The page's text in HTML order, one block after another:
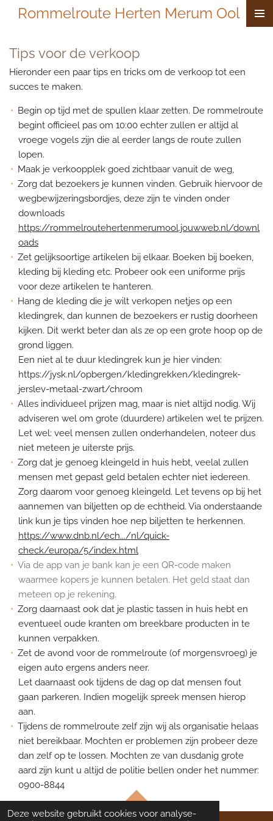
Deze website gebruikt cookies voor analyse-
de
hoofdinhoud
Rommelroute Herten Merum Ool
Tips voor de verkoop
Hieronder een paar tips en tricks om de verkoop tot een
succes te maken.
Begin op tijd met de spullen klaar zetten. De rommelroute
begint officieel pas om 10:00 echter zullen er altijd al
vroege vogels zijn die al eerder langs de route zullen
lopen.
Maak je verkoopplek goed zichtbaar vanuit de weg,
Zorg dat bezoekers je kunnen vinden. Gebruik hiervoor de
wegbewijzeringsbordjes, deze zijn te vinden onder
downloads
https://rommelroutehertenmerumool.jouwweb.nl/downl
oads
Zet gelijksoortige artikelen bij elkaar. Boeken bij boeken,
kleding bij kleding etc. Probeer ook een uniforme prijs
voor deze artikelen te hanteren.
Hang de kleding die je wilt verkopen netjes op een
kledingrek, dan kunnen de bezoekers er rustig doorheen
kijken. Dit werkt beter dan als ze op een grote hoop op de
grond liggen.
Een niet al te duur kledingrek kun je hier vinden:
https://jysk.nl/opbergen/kledingrekken/kledingrek-
jerslev-metaal-zwart/chroom
Alles individueel prijzen mag, maar is niet altijd nodig. Wij
adviseren wel om grote (duurdere) artikelen wel te prijzen.
Let wel: veel mensen zullen onderhandelen, noteer dus
niet meteen je uiterste prijs.
Zorg dat je genoeg kleingeld in huis hebt, veelal zullen
mensen met gepast geld betalen echter niet iedereen.
Zorg daarom voor genoeg kleingeld. Let tevens op bij het
aannemen van biljetten op de echtheid. Via onderstaande
link kun je tips vinden hoe nep biljetten te herkennen.
https://www.dnb.nl/ech.../nl/quick-
check/europa/5/index.html
Via de app van je bank kan je een QR-code maken
waarmee kopers je kunnen betalen. Het geld staat dan
meteen op je rekening.
Zorg daarnaast ook dat je plastic tassen in huis hebt en
eventueel oude kranten om breekbare producten in te
kunnen verpakken.
Zet de avond voor de rommelroute (of morgensvroeg) je
eigen auto ergens anders neer.
Let daarnaast ook tijdens de dag op dat mensen fout
gaan parkeren. Indien mogelijk spreek mensen hierop
aan.
Tijdens de rommelroute zelf zijn wij als organisatie helaas
niet bereikbaar. Mochten er problemen zijn probeer deze
dan zelf op te lossen. Mochten ze van dusdanig grote
aard zijn kunt u altijd de politie bellen onder het nummer:
0900-8844
TOP